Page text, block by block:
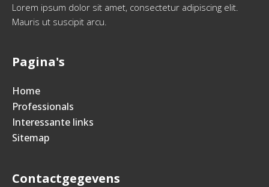
Lorem ipsum dolor sit amet, consectetur adipiscing elit.
Mauris ut suscipit arcu.
Pagina's
Home
Professionals
Interessante links
Sitemap
Contactgegevens